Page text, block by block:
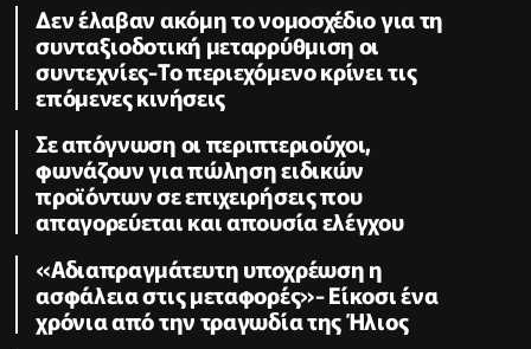
Δεν έλαβαν ακόμη το νομοσχέδιο για τη
συνταξιοδοτική μεταρρύθμιση οι
συντεχνίες-Το περιεχόμενο κρίνει τις
επόμενες κινήσεις
Σε απόγνωση οι περιπτεριούχοι,
φωνάζουν για πώληση ειδικών
προϊόντων σε επιχειρήσεις που
απαγορεύεται και απουσία ελέγχου
«Αδιαπραγμάτευτη υποχρέωση η
ασφάλεια στις μεταφορές»- Είκοσι ένα
χρόνια από την τραγωδία της Ήλιος